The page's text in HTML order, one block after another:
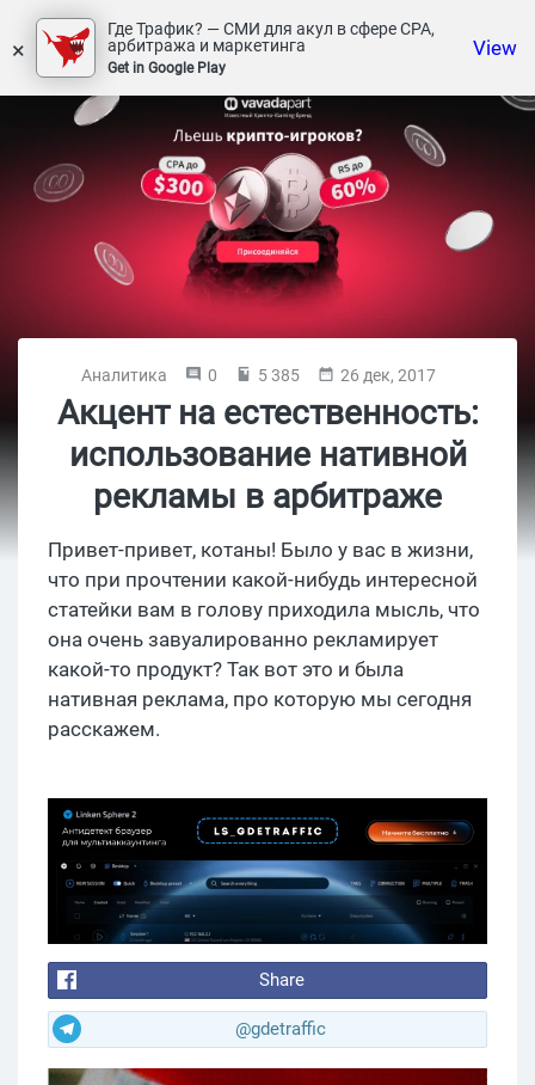
×
Где Трафик? — СМИ для акул в сфере СРА,
арбитража и маркетинга
Get in Google Play
View
Аналитика 0 5 385 26 дек, 2017
Акцент на естественность:
использование нативной
рекламы в арбитраже
Привет-привет, котаны! Было у вас в жизни,
что при прочтении какой-нибудь интересной
статейки вам в голову приходила мысль, что
она очень завуалированно рекламирует
какой-то продукт? Так вот это и была
нативная реклама, про которую мы сегодня
расскажем.
Share
@gdetraffic